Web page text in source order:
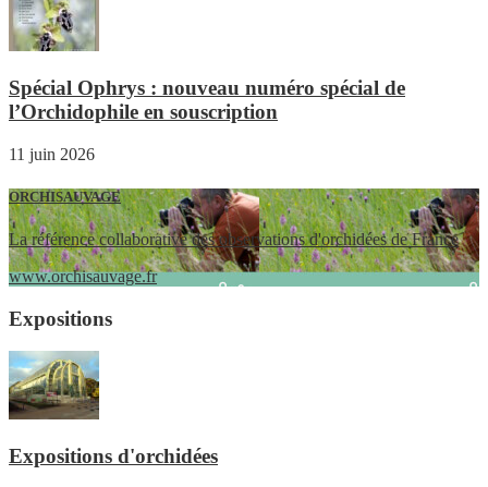
Spécial Ophrys : nouveau numéro spécial de
l’Orchidophile en souscription
11 juin 2026
ORCHISAUVAGE
La référence collaborative des observations d'orchidées de France
www.orchisauvage.fr
Expositions
Expositions d'orchidées